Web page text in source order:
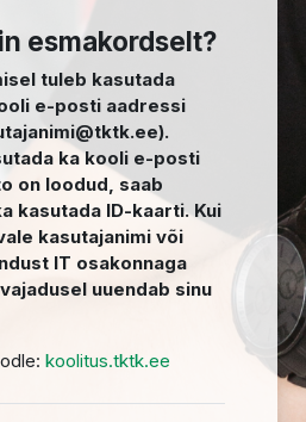
esmakordselt?
tuleb kasutada
e-posti aadressi
ka kooli e-posti
on loodud, saab
kasutada ID-kaarti. Kui
kasutajanimi või
IT osakonnaga
uuendab sinu
koolitus.tktk.ee